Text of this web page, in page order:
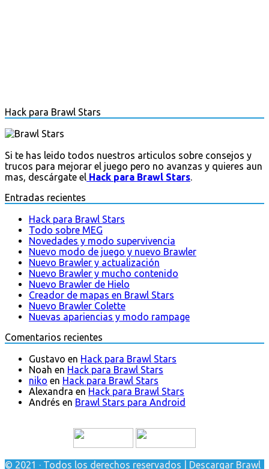
Hack para Brawl Stars
Si te has leido todos nuestros articulos sobre consejos y
trucos para mejorar el juego pero no avanzas y quieres aun
mas, descárgate el Hack para Brawl Stars.
Entradas recientes
Hack para Brawl Stars
Todo sobre MEG
Novedades y modo supervivencia
Nuevo modo de juego y nuevo Brawler
Nuevo Brawler y actualización
Nuevo Brawler y mucho contenido
Nuevo Brawler de Hielo
Creador de mapas en Brawl Stars
Nuevo Brawler Colette
Nuevas apariencias y modo rampage
Comentarios recientes
Gustavo en Hack para Brawl Stars
Noah en Hack para Brawl Stars
niko en Hack para Brawl Stars
Alexandra en Hack para Brawl Stars
Andrés en Brawl Stars para Android
© 2021 · Todos los derechos reservados | Descargar Brawl